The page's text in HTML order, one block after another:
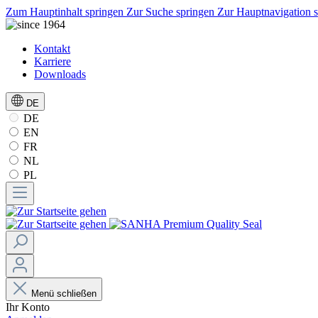
Zum Hauptinhalt springen Zur Suche springen Zur Hauptnavigation
Kontakt
Karriere
Downloads
DE
DE
EN
FR
NL
PL
Menü schließen
Ihr Konto